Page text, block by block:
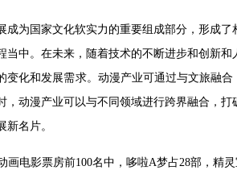
成为国家文化软实力的重要组成部分，形成
当中。在未来，随着技术的不断进步和创新
变化和发展需求。动漫产业可通过与文旅融
，动漫产业可以与不同领域进行跨界融合，
新名片。
画电影票房前100名中，哆啦A梦占28部，精灵